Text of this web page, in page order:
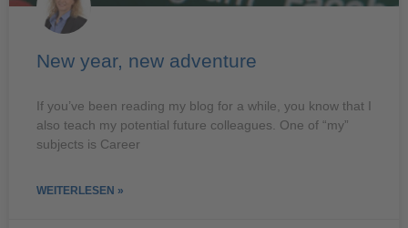
New year, new adventure
If you’ve been reading my blog for a while, you know that I
also teach my potential future colleagues. One of “my”
subjects is Career
WEITERLESEN »